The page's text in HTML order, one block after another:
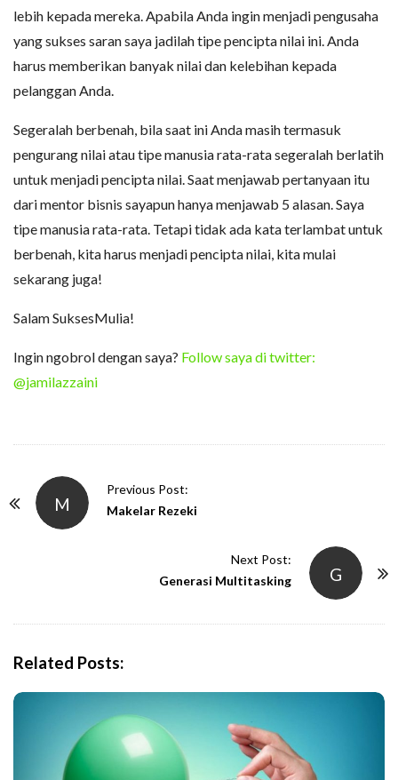
lebih kepada mereka. Apabila Anda ingin menjadi pengusaha
yang sukses saran saya jadilah tipe pencipta nilai ini. Anda
harus memberikan banyak nilai dan kelebihan kepada
pelanggan Anda.
Segeralah berbenah, bila saat ini Anda masih termasuk
pengurang nilai atau tipe manusia rata-rata segeralah berlatih
untuk menjadi pencipta nilai. Saat menjawab pertanyaan itu
dari mentor bisnis sayapun hanya menjawab 5 alasan. Saya
tipe manusia rata-rata. Tetapi tidak ada kata terlambat untuk
berbenah, kita harus menjadi pencipta nilai, kita mulai
sekarang juga!
Salam SuksesMulia!
Ingin ngobrol dengan saya? Follow saya di twitter:
@jamilazzaini
M
Previous Post:
Makelar Rezeki
G
Next Post:
Generasi Multitasking
Related Posts: